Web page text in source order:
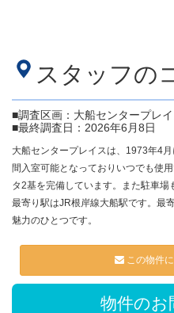
スタッフの
■調査区画：大船センタープレイ
■最終調査日：2026年6月8日
大船センタープレイスは、1973年4
間入室可能となっておりいつでも使
タ2基を完備しています。また駐車場
最寄り駅はJR根岸線大船駅です。最
魅力のひとつです。
この物件
物件のお